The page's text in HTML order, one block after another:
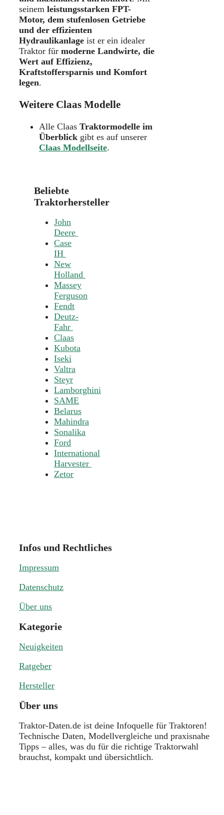
seinem leistungsstarken FPT-
Motor, dem stufenlosen Getriebe
und der effizienten
Hydraulikanlage ist er ein idealer
Traktor für moderne Landwirte, die
Wert auf Effizienz,
Kraftstoffersparnis und Komfort
legen.
Weitere Claas Modelle
Alle Claas Traktormodelle im
Überblick gibt es auf unserer
Claas Modellseite.
Beliebte
Traktorhersteller
John
Deere
Case
IH
New
Holland
Massey
Ferguson
Fendt
Deutz-
Fahr
Claas
Kubota
Iseki
Valtra
Steyr
Lamborghini
SAME
Belarus
Mahindra
Sonalika
Ford
International
Harvester
Zetor
Infos und Rechtliches
Impressum
Datenschutz
Über uns
Kategorie
Neuigkeiten
Ratgeber
Hersteller
Über uns
Traktor-Daten.de ist deine Infoquelle für Traktoren!
Technische Daten, Modellvergleiche und praxisnahe
Tipps – alles, was du für die richtige Traktorwahl
brauchst, kompakt und übersichtlich.